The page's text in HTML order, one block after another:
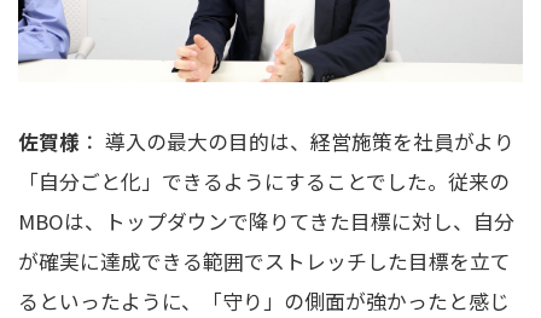
佐賀様 ： 導入の最大の目的は、経営施策を社員がより
「自分ごと化」できるようにすることでした。従来の
MBOは、トップダウンで降りてきた目標に対し、自分
が確実に達成できる範囲でストレッチした目標を立て
るといったように、「守り」の側面が強かったと感じ